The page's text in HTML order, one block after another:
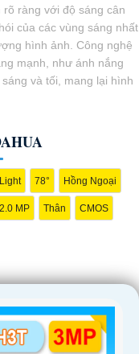
ràng với độ sáng cân
của các vùng sáng nhất
hình ảnh. Công nghệ
mạnh, như ánh nắng
và tối, mang lại hình
78° Hồng Ngoại
2.0 MP Thân CMOS